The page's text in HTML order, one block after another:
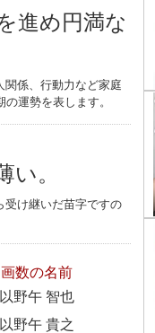
進め円満な
関係、行動力など家庭
運勢を表します。
い。
受け継いだ苗字ですの
数の名前
以野午 智也
以野午 貴之